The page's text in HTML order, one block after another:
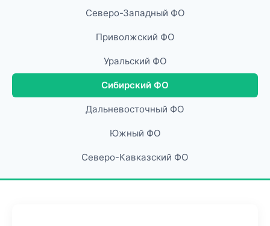
Северо-Западный ФО
Приволжский ФО
Уральский ФО
Сибирский ФО
Дальневосточный ФО
Южный ФО
Северо-Кавказский ФО